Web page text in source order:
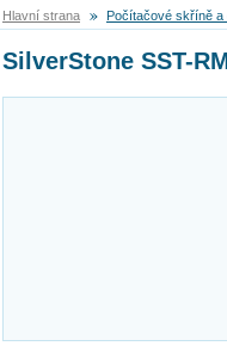
Hlavní strana Počítačové skříně a
SilverStone SST-